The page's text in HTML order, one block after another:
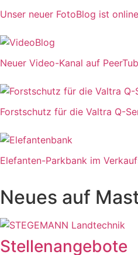
Unser neuer FotoBlog ist online
Neuer Video-Kanal auf
Forstschutz für die Valtra Q-
Elefanten-Parkbank im
Neues auf
Stellenangebote